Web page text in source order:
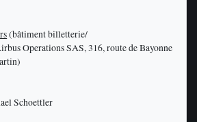
(bâtiment billetterie/
Operations SAS, 316, route de Bayonne
Schoettler